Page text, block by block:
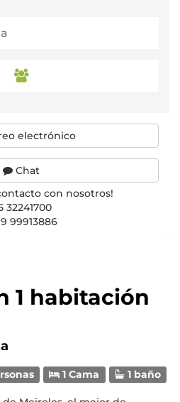
1 habitación
1 Cama 1 baño
electrónico
Chat
con nosotros!
32241700
99913886